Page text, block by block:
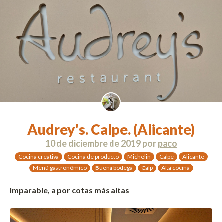
Audrey's. Calpe. (Alicante)
10 de diciembre de 2019porpaco
Cocina creativa Cocina de producto Michelin Calpe
Alicante
Menú gastronómico
Buena bodega Calp Alta cocina
Imparable, a por cotas más altas